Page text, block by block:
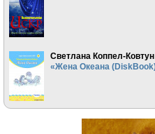
Светлана Коппел-Ковтун
«Жена Океана